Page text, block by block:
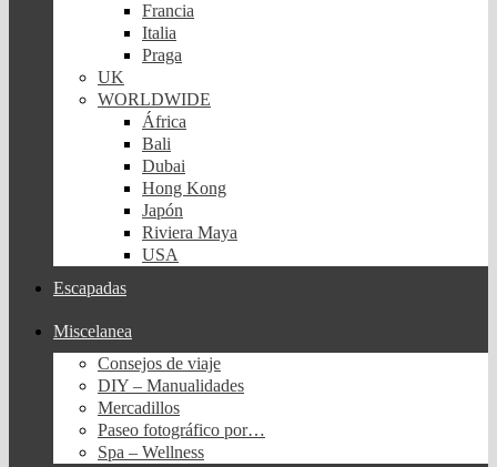
Francia
Italia
Praga
UK
WORLDWIDE
África
Bali
Dubai
Hong Kong
Japón
Riviera Maya
USA
Escapadas
Miscelanea
Consejos de viaje
DIY – Manualidades
Mercadillos
Paseo fotográfico por…
Spa – Wellness